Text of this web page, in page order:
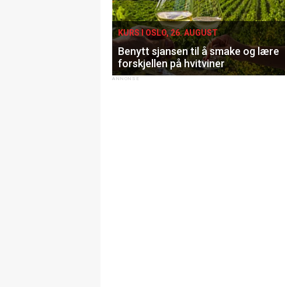
KURS I OSLO, 26. AUGUST
Benytt sjansen til å smake og lære
forskjellen på hvitviner